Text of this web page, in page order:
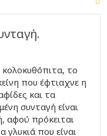
το
που έφτιαχνε η
και τα
συνταγή είναι
αφού πρόκειται
γλυκιά που είναι